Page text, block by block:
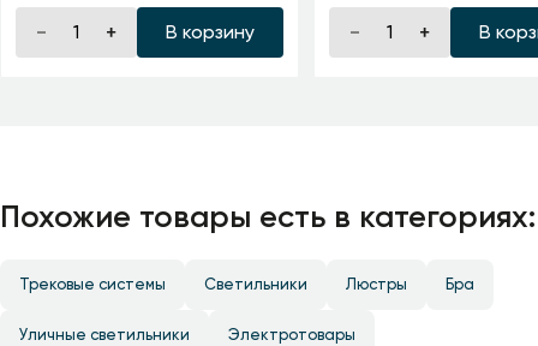
В корзину В
Похожие товары есть в категориях:
Трековые системы Светильники Люстры Бра
Уличные светильники Электротовары